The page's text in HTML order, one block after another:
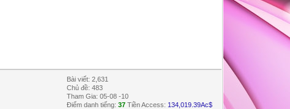
Bài viết: 2,631
Chủ đề: 483
Tham Gia: 05-08 -10
Điểm danh tiếng:37 Tiền Access: 134,019.39Ac$